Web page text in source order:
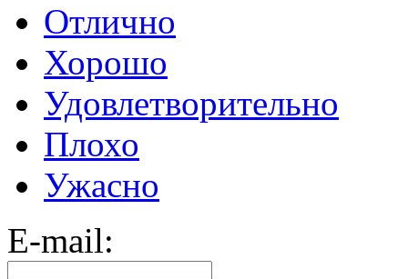
Отлично
Хорошо
Удовлетворительно
Плохо
Ужасно
E-mail: